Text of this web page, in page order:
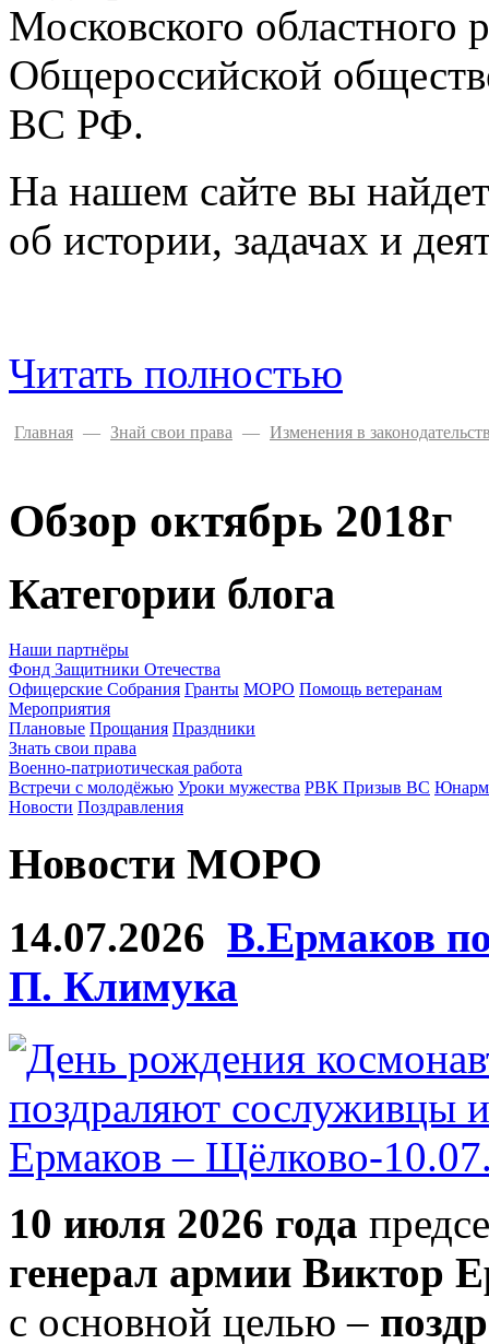
Московского областного
Общероссийской
ВС РФ.
На нашем сайте вы
об истории, задачах и
Читать полностью
Главная — Знай свои права — Изменения в
Обзор октябрь 2018г
Категории блога
Наши партнёры
Фонд Защитники Отечества
Офицерские Собрания Гранты МОРО Помощь ветеранам
Мероприятия
Плановые Прощания Праздники
Знать свои права
Военно-патриотическая работа
Встречи с молодёжью Уроки мужества РВК Призыв ВС
Новости Поздравления
Новости МОРО
14.07.2026 В.Ермаков
П. Климука
10 июля 2026 года
генерал армии Виктор
с основной целью –